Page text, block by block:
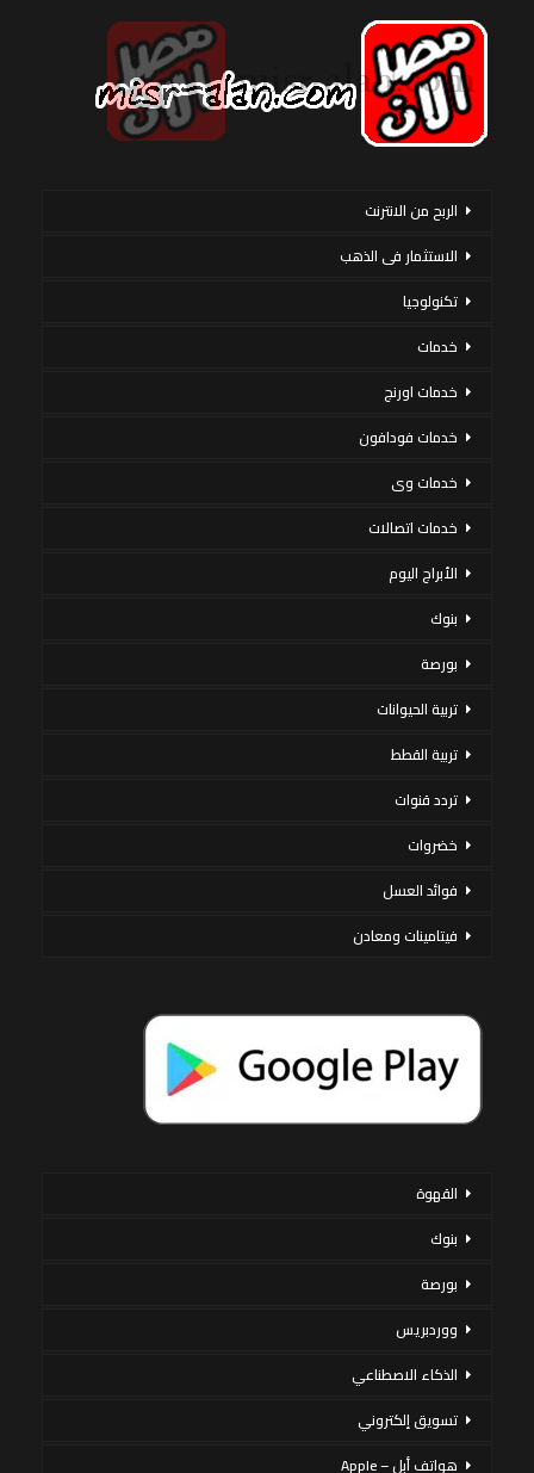
الربح من الانترنت
الاستثمار فى الذهب
تكنولوجيا
خدمات
خدمات اورنج
خدمات فودافون
خدمات وى
خدمات اتصالات
الأبراج اليوم
بنوك
بورصة
تربية الحيوانات
تربية القطط
تردد قنوات
خضروات
فوائد العسل
فيتامينات ومعادن
القهوة
بنوك
بورصة
ووردبريس
الذكاء الاصطناعي
تسويق إلكتروني
هواتف أبل – Apple